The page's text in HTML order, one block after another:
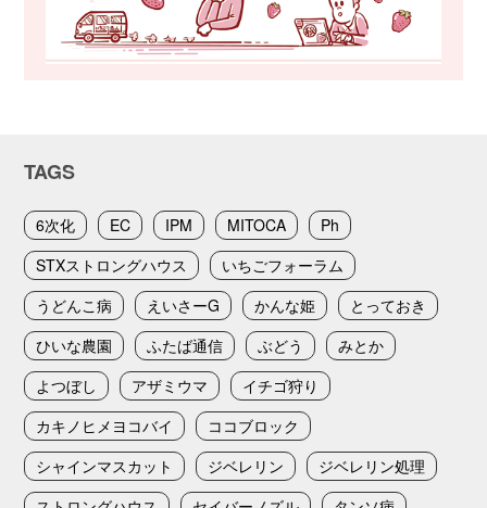
TAGS
6次化 EC IPM MITOCA
Ph
STXストロングハウス
いちごフォーラム
うどんこ病
えいさーG かんな姫
とっておき
ひいな農園
ふたば通信 ぶどう
みとか
よつぼし
アザミウマ
イチゴ狩り
カキノヒメヨコバイ
ココブロック
シャインマスカット
ジベレリン
ジベレリン処理